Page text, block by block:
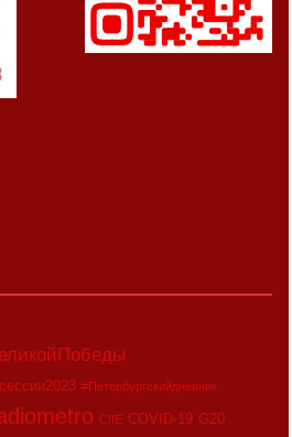
#Петербургскийдневник
CIIE COVID-19 G20